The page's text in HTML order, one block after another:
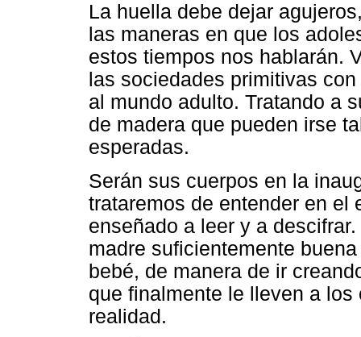
La huella debe dejar
las maneras en que los
estos tiempos nos hablarán.
las sociedades primitivas
al mundo adulto. Tratando a
de madera que pueden irse
esperadas.
Serán sus cuerpos en la
trataremos de entender en el
enseñado a leer y a
madre suficientemente
bebé, de manera de ir
que finalmente le lleven a
realidad.